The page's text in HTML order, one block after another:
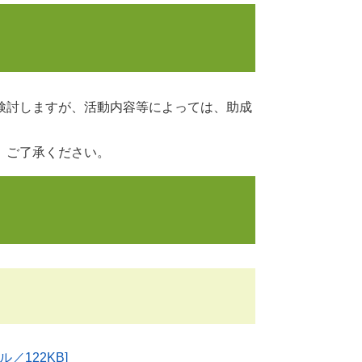
しますが、活動内容等によっては、助成
了承ください。
／122KB]